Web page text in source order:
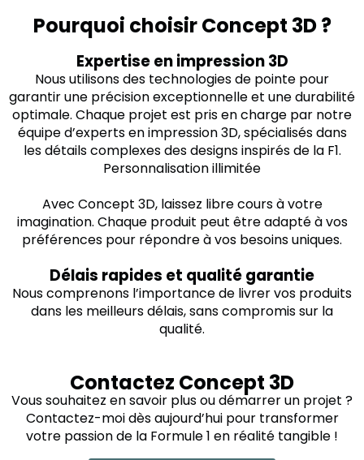
Pourquoi choisir Concept 3D ?
Expertise en impression 3D
Nous utilisons des technologies de pointe pour
garantir une précision exceptionnelle et une durabilité
optimale. Chaque projet est pris en charge par notre
équipe d’experts en impression 3D, spécialisés dans
les détails complexes des designs inspirés de la F1.
Personnalisation illimitée
Avec Concept 3D, laissez libre cours à votre
imagination. Chaque produit peut être adapté à vos
préférences pour répondre à vos besoins uniques.
Délais rapides et qualité garantie
Nous comprenons l’importance de livrer vos produits
dans les meilleurs délais, sans compromis sur la
qualité.
Contactez Concept 3D
Vous souhaitez en savoir plus ou démarrer un projet ?
Contactez-moi dès aujourd’hui pour transformer
votre passion de la Formule 1 en réalité tangible !